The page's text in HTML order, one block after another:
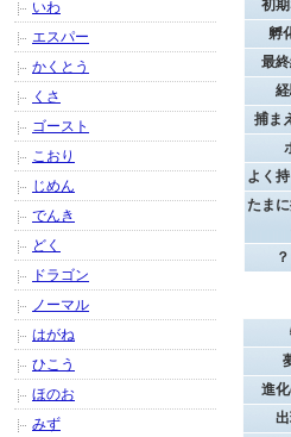
初
孵
最
捕ま
よく
たま
進
いわ
エスパー
かくとう
くさ
ゴースト
こおり
じめん
でんき
どく
ドラゴン
ノーマル
はがね
ひこう
ほのお
みず